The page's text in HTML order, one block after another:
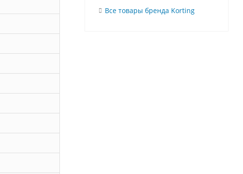
Все товары бренда Korting